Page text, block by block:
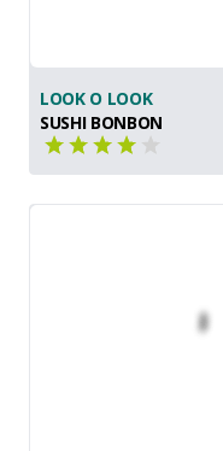
LOOK O LOOK
SUSHI BONBON